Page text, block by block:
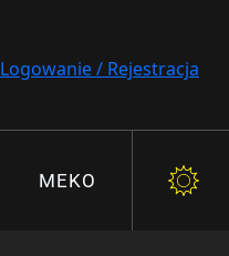
Logowanie / Rejestracja
MEKO